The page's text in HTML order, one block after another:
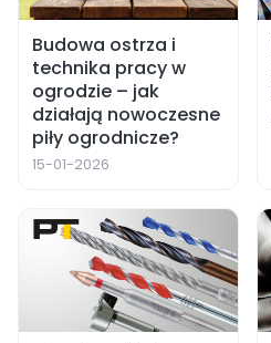
Budowa ostrza i
technika pracy w
ogrodzie – jak
działają nowoczesne
piły ogrodnicze?
15-01-2026